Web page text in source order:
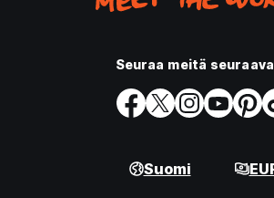
Seuraa meitä
Suomi